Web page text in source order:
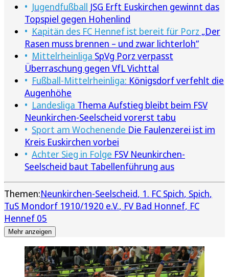
Jugendfußball JSG Erft Euskirchen gewinnt das
Topspiel gegen Hohenlind
Kapitän des FC Hennef ist bereit für Porz „Der
Rasen muss brennen – und zwar lichterloh“
Mittelrheinliga SpVg Porz verpasst
Überraschung gegen VfL Vichttal
Fußball-Mittelrheinliga: Königsdorf verfehlt die
Augenhöhe
Landesliga Thema Aufstieg bleibt beim FSV
Neunkirchen-Seelscheid vorerst tabu
Sport am Wochenende Die Faulenzerei ist im
Kreis Euskirchen vorbei
Achter Sieg in Folge FSV Neunkirchen-
Seelscheid baut Tabellenführung aus
Themen:Neunkirchen-Seelscheid 1. FC Spich Spich
TuS Mondorf 1910/1920 e.V. FV Bad Honnef FC
Hennef 05
Mehr anzeigen